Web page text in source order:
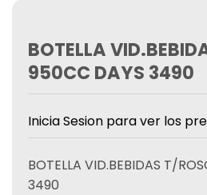
BOTELLA
950CC DAYS 3490
Inicia Sesion para ver los
BOTELLA VID.BEBIDAS T/
3490